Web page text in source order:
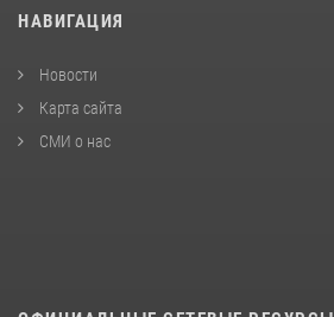
НАВИГАЦИЯ
Новости
Карта сайта
СМИ о нас